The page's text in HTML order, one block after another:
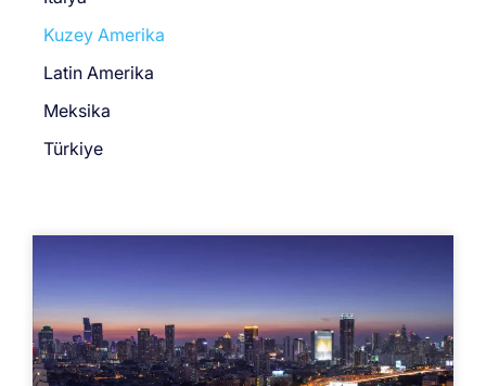
Kuzey Amerika
Latin Amerika
Meksika
Türkiye